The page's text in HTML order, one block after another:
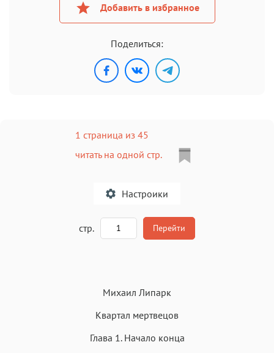
Добавить в избранное
Поделиться:
1 страница из 45
читать на одной стр.
Настроики
стр. Перейти
Михаил Липарк
Квартал мертвецов
Глава 1. Начало конца